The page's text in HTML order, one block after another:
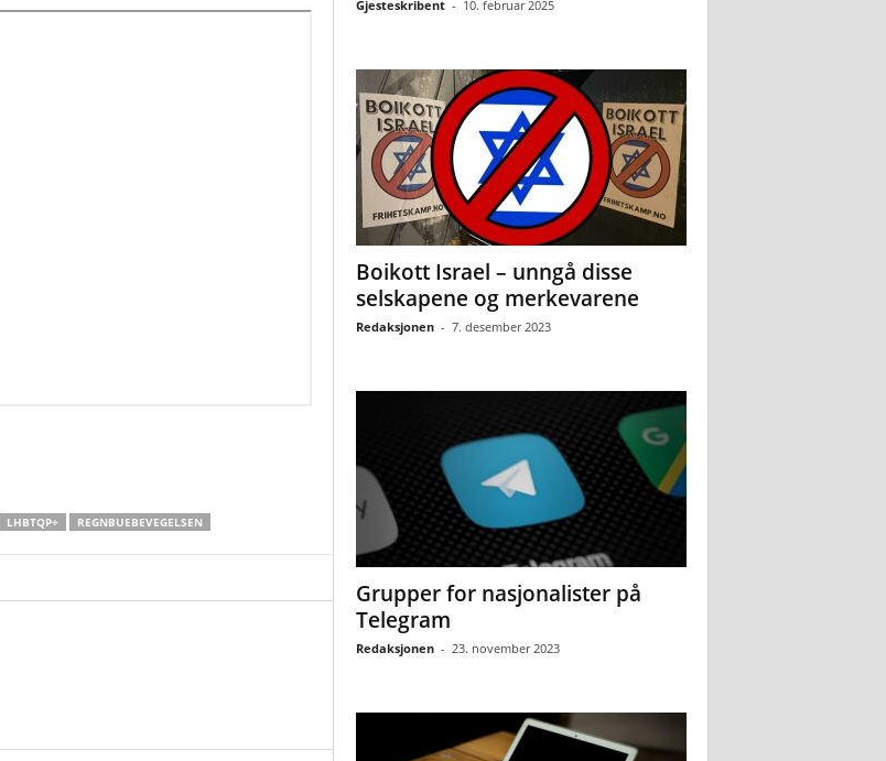
LHBTQP+ REGNBUEBEVEGELSEN
Gjesteskribent - 10. februar 2025
Boikott Israel – unngå disse
selskapene og merkevarene
Redaksjonen - 7. desember 2023
Grupper for nasjonalister på
Telegram
Redaksjonen - 23. november 2023